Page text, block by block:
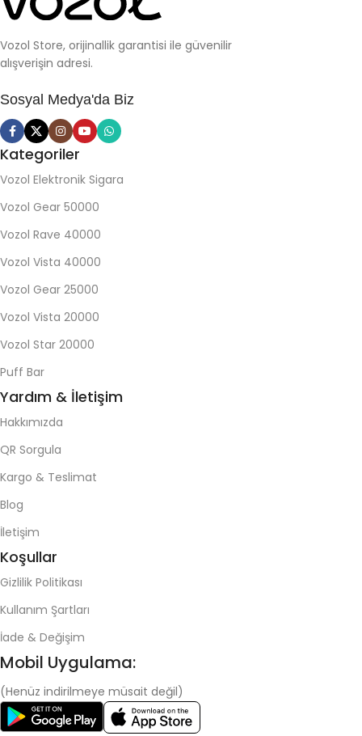
Vozol Store, orijinallik garantisi ile güvenilir
alışverişin adresi.
Sosyal Medya'da Biz
Kategoriler
Vozol Elektronik Sigara
Vozol Gear 50000
Vozol Rave 40000
Vozol Vista 40000
Vozol Gear 25000
Vozol Vista 20000
Vozol Star 20000
Puff Bar
Yardım & İletişim
Hakkımızda
QR Sorgula
Kargo & Teslimat
Blog
İletişim
Koşullar
Gizlilik Politikası
Kullanım Şartları
İade & Değişim
Mobil Uygulama:
(Henüz indirilmeye müsait değil)